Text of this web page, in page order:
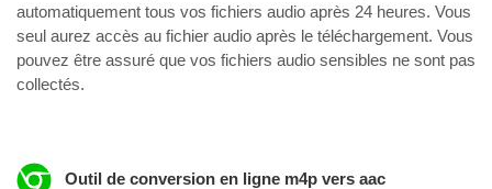
automatiquement tous vos fichiers audio après 24 heures. Vous
seul aurez accès au fichier audio après le téléchargement. Vous
pouvez être assuré que vos fichiers audio sensibles ne sont pas
collectés.
Outil de conversion en ligne m4p vers aac